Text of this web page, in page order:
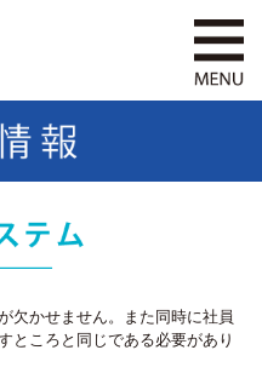
欠かせません。また同時に社員
ところと同じである必要があり